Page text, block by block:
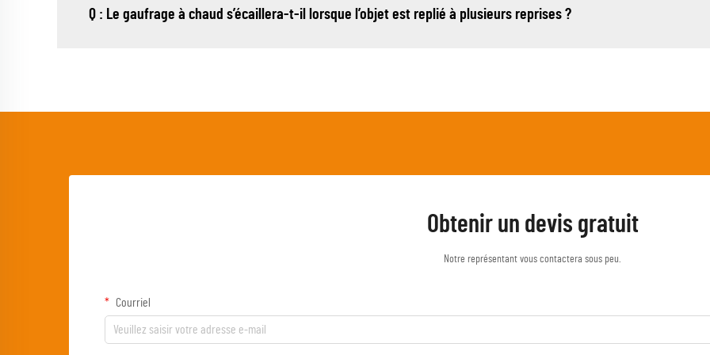
Q : Le gaufrage à chaud s’écaillera-t-il lorsque l’objet est replié à plusieurs reprises ?
Obtenir un devis gratuit
Notre représentant vous contactera sous peu.
Courriel